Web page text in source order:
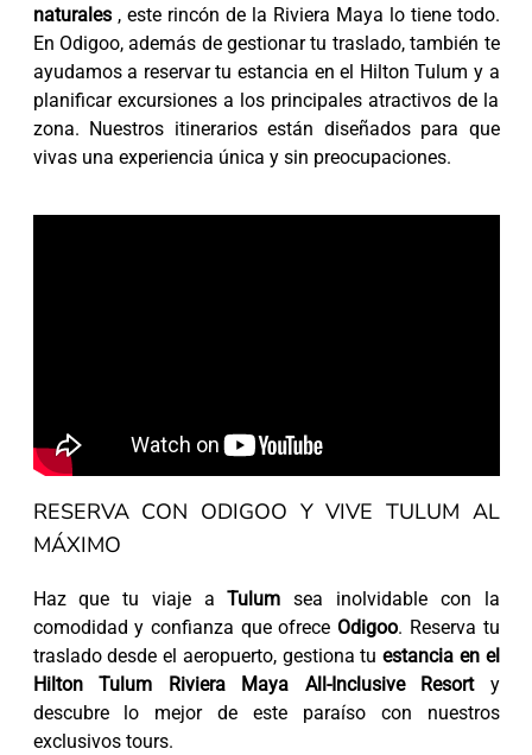
naturales, este rincón de la Riviera Maya lo tiene todo.
En Odigoo, además de gestionar tu traslado, también te
ayudamos a reservar tu estancia en el Hilton Tulum y a
planificar excursiones a los principales atractivos de la
zona. Nuestros itinerarios están diseñados para que
vivas una experiencia única y sin preocupaciones.
RESERVA CON ODIGOO Y VIVE TULUM AL
MÁXIMO
Haz que tu viaje aTulum sea inolvidable con la
comodidad y confianza que ofrece Odigoo. Reserva tu
traslado desde el aeropuerto, gestiona tu estancia en el
Hilton Tulum Riviera Maya All-Inclusive Resorty
descubre lo mejor de este paraíso con nuestros
exclusivos tours.